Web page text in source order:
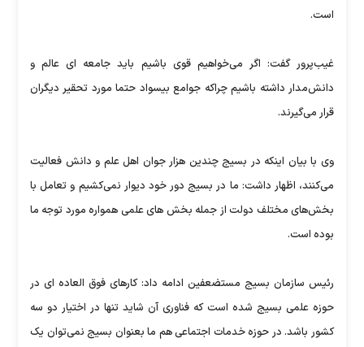
است.
غیب‌پرور گفت: اگر می‌خواهیم قوی باشیم باید جامعه ای عالم و
دانش‌مدار داشته باشیم چراکه جوامع بیسواد حتما مورد تحقیر دیگران
قرار می‌گیرند.
وی با بیان اینکه در بسیج چندین هزار جوان اهل علم و دانش فعالیت
می‌کنند، اظهار داشت: ما در بسیج دور خود دیوار نمی‌کشیم و تعامل با
بخش‌های مختلف دولت از جمله بخش های علمی همواره مورد توجه ما
بوده است.
رئیس سازمان بسیج مستضعفین ادامه داد: کارهای فوق العاده ای در
حوزه علمی بسیج شده است که فناوری آن شاید تنها در اختیار دو سه
کشور باشد. در حوزه خدمات اجتماعی هم ما بعنوان بسیج نمی‌توان یک